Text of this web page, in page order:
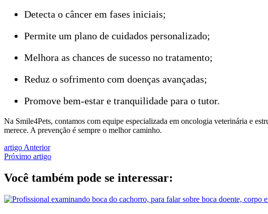
Detecta o câncer em fases iniciais;
Permite um plano de cuidados personalizado;
Melhora as chances de sucesso no tratamento;
Reduz o sofrimento com doenças avançadas;
Promove bem-estar e tranquilidade para o tutor.
Na Smile4Pets, contamos com equipe especializada em oncologia veterinária e
merece. A prevenção é sempre o melhor caminho.
artigo Anterior
Próximo artigo
Você também pode se interessar: